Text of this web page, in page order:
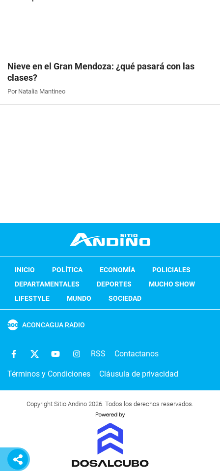
Nieve en el Gran Mendoza: ¿qué pasará con las
clases?
Por Natalia Mantineo
INICIO POLÍTICA ECONOMÍA
POLICIALES
DEPARTAMENTALES
DEPORTES
MUCHO SHOW
LIFESTYLE
MUNDO SOCIEDAD
ACONCAGUA RADIO
RSS Contactanos
Términos y Condiciones Cláusula de privacidad
Copyright Sitio Andino 2026. Todos los derechos reservados.